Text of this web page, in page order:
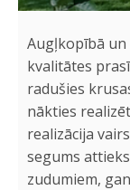
Augļkopībā
kvalitātes
radušies
nākties
realizācija
segums
zudumiem,